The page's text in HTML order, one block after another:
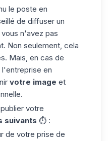
le poste en
de diffuser un
n'avez pas
Non seulement, cela
Mais, en cas de
en
votre image et
votre
suivants ⏱️ :
de votre prise de